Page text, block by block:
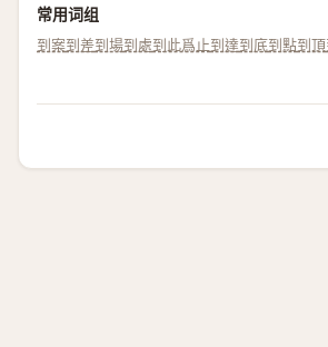
常用词组
到案到差到場到處到此爲止到達到底到點到頂